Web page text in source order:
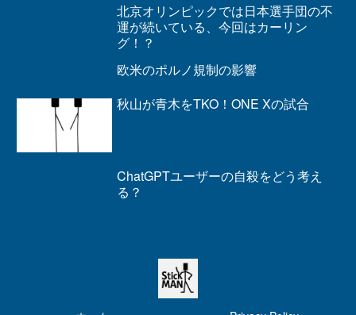
北京オリンピックでは日本選手団の不
運が続いている、今回はカーリン
グ！？
欧米のポルノ規制の影響
秋山が青木をTKO！ONE Xの試合
ChatGPTユーザーの自殺をどう考え
る？